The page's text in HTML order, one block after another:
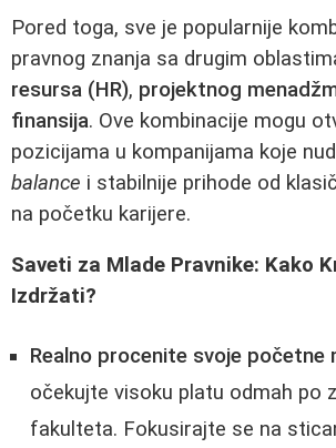
Pored toga, sve je popularnije
pravnog znanja sa drugim
resursa (HR), projektnog
finansija. Ove kombinacije mogu
pozicijama u kompanijama koje
balance i stabilnije prihode od
na početku karijere.
Saveti za Mlade Pravnike: Kako
Izdržati?
Realno procenite svoje početne
očekujte visoku platu odmah po
fakulteta. Fokusirajte se na